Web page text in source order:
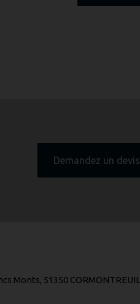
Demandez un devis
Monts, 51350 CORMONTREUIL